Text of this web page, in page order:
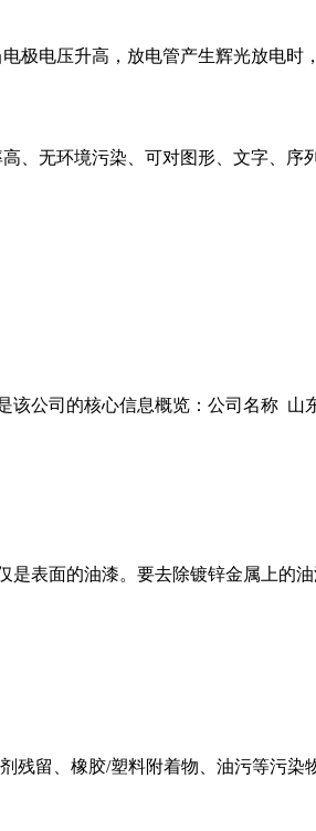
电压升高，放电管产生辉光放电时
无环境污染、可对图形、文字、序
该公司的核心信息概览：公司名称
表面的油漆。要去除镀锌金属上的
残留、橡胶/塑料附着物、油污等污